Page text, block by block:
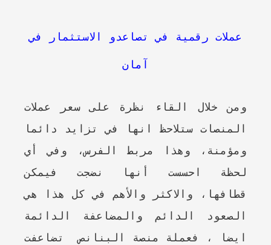
عملات رقمية في تصاعدو الاستثمار في
آمان
ومن خلال القاء نظرة على سعر عملات
المنصات ستلاحظ انها في تزايد دائما
ومؤمنة، وهذا مربط الفرس، وفي أي
لحظة احسست أنها نضجت فيمكن
قطافها، والاكثر والأهم في كل هذا هي
الصعود الدائم والمضاعفة الدائمة
ايضا ، فعملة منصة البنانص تضاعفت